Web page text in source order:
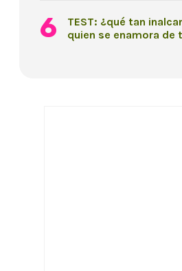
TEST: ¿qué tan
quien se enamora de